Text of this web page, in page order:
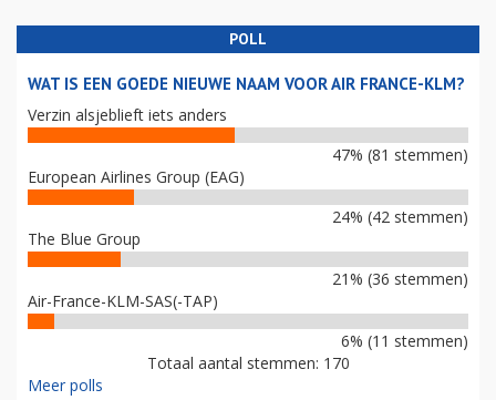
POLL
WAT IS EEN GOEDE NIEUWE NAAM VOOR AIR FRANCE-KLM?
Verzin alsjeblieft iets anders
47% (81 stemmen)
European Airlines Group (EAG)
24% (42 stemmen)
The Blue Group
21% (36 stemmen)
Air-France-KLM-SAS(-TAP)
6% (11 stemmen)
Totaal aantal stemmen: 170
Meer polls